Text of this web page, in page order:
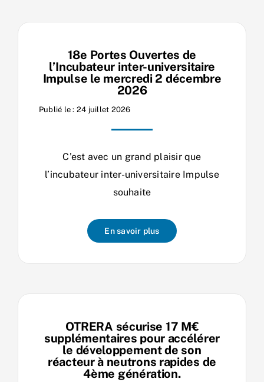
18e Portes Ouvertes de
l’Incubateur inter-universitaire
Impulse le mercredi 2 décembre
2026
Publié le : 24 juillet 2026
C’est avec un grand plaisir que
l’incubateur inter-universitaire Impulse
souhaite
En savoir plus
OTRERA sécurise 17 M€
supplémentaires pour accélérer
le développement de son
réacteur à neutrons rapides de
4ème génération.